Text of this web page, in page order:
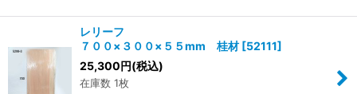
レリーフ
７００×３００×５５mm 桂材 [52111]
25,300円(税込)
在庫数 1枚